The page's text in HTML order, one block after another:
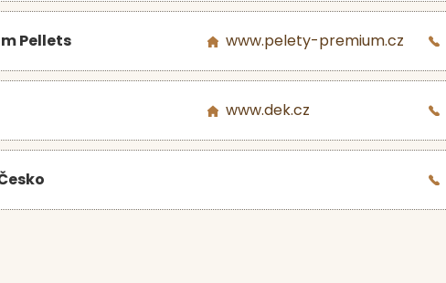
Pellets www.pelety-premium.cz
www.dek.cz